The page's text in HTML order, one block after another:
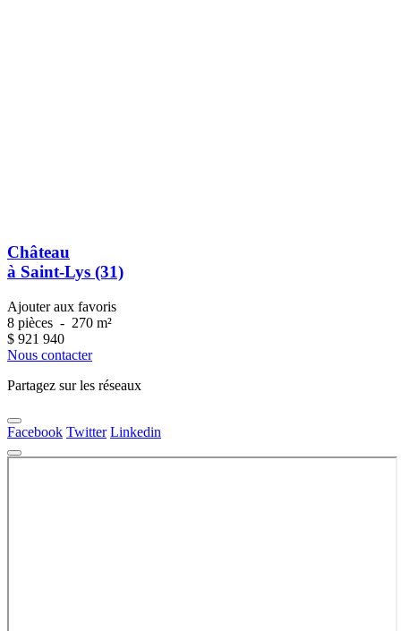
Château
à Saint-Lys (31)
Ajouter aux favoris
8 pièces - 270 m²
$ 921 940
Nous contacter
Partagez sur les réseaux
Facebook Twitter Linkedin